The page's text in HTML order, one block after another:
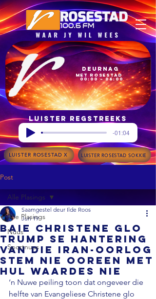
00:00 – 06:00
met Rosestad
Deurnag
Luister regstreeks
-01:04
LUISTER ROSESTAD X LUISTER ROSESTAD SOKKIE
Post
Alle Plasings
Nuus
Sportnuus
Alle Plasings
Baie Christene glo
Trump se hantering
van die Iran-oorlog
stem nie ooreen met
hul waardes nie
Saamgestel deur Ilde Roos
Jun 19
‘n Nuwe peiling toon dat ongeveer die
helfte van Evangeliese Christene glo